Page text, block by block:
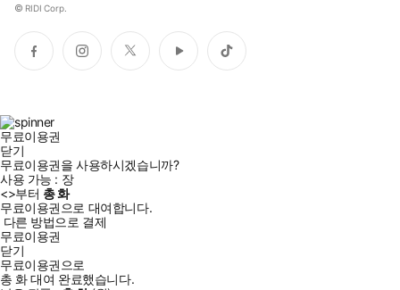
© RIDI Corp.
페
이
인
스
트
위
유
튜
틱
톡
무료이용권
닫기
무료이용권을 사용하시겠습니까?
사용 가능 : 장
<>부터 총화
무료이용권으로 대여합니다.
다른 방법으로 결제
무료이용권
닫기
무료이용권으로
총 화대여 완료했습니다.